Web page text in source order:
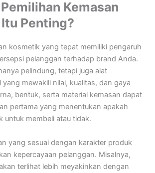
Kemasan
Penting?
kosmetik yang tepat memiliki pengaruh
pelanggan terhadap brand Anda.
pelindung, tetapi juga alat
yang mewakili nilai, kualitas, dan gaya
bentuk, serta material kemasan dapat
pertama yang menentukan apakah
untuk membeli atau tidak.
yang sesuai dengan karakter produk
kepercayaan pelanggan. Misalnya,
terlihat lebih meyakinkan dengan